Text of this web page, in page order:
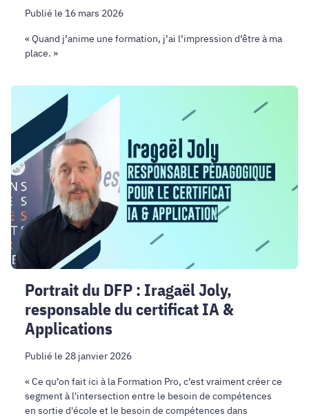
Publié le 16 mars 2026
« Quand j’anime une formation, j’ai l’impression d’être à ma
place. »
Portrait
DFP
Iragaël
Joly,
responsable
du
certificat
IA
&
Applications
Portrait du DFP : Iragaël Joly,
responsable du certificat IA &
Applications
Publié le 28 janvier 2026
« Ce qu’on fait ici à la Formation Pro, c’est vraiment créer ce
segment à l'intersection entre le besoin de compétences
en sortie d'école et le besoin de compétences dans